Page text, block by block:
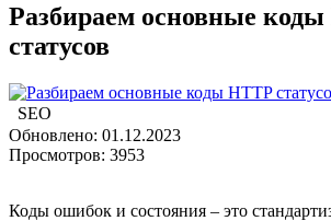
Разбираем основные
статусов
SEO
Обновлено: 01.12.2023
Просмотров: 3953
Коды ошибок и состояния – это